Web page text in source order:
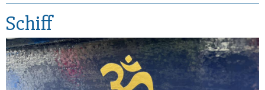
Schiff